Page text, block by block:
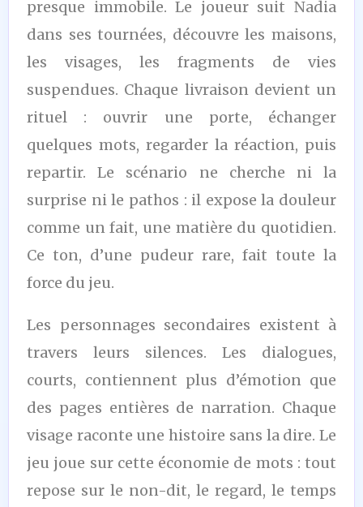
presque immobile. Le joueur suit Nadia
dans ses tournées, découvre les maisons,
les visages, les fragments de vies
suspendues. Chaque livraison devient un
rituel : ouvrir une porte, échanger
quelques mots, regarder la réaction, puis
repartir. Le scénario ne cherche ni la
surprise ni le pathos : il expose la douleur
comme un fait, une matière du quotidien.
Ce ton, d’une pudeur rare, fait toute la
force du jeu.
Les personnages secondaires existent à
travers leurs silences. Les dialogues,
courts, contiennent plus d’émotion que
des pages entières de narration. Chaque
visage raconte une histoire sans la dire. Le
jeu joue sur cette économie de mots : tout
repose sur le non-dit, le regard, le temps